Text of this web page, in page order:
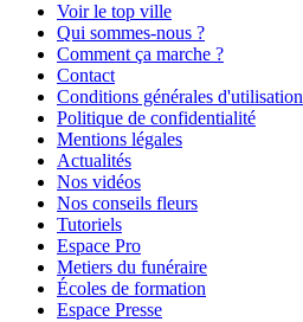
Voir le top ville
Qui sommes-nous ?
Comment ça marche ?
Contact
Conditions générales d'utilisation
Politique de confidentialité
Mentions légales
Actualités
Nos vidéos
Nos conseils fleurs
Tutoriels
Espace Pro
Metiers du funéraire
Écoles de formation
Espace Presse